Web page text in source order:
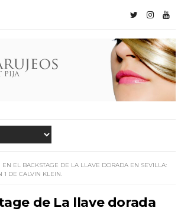
EN EL BACKSTAGE DE LA LLAVE DORADA EN SEVILLA:
1 DE CALVIN KLEIN.
de La llave dorada